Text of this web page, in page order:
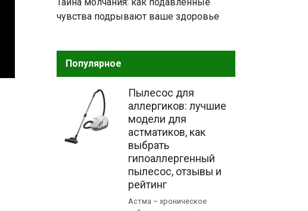
чувства подрывают ваше здоровье
Популярное
Пылесос для
аллергиков: лучшие
модели для
астматиков, как
выбрать
гипоаллергенный
пылесос, отзывы и
рейтинг
Астма – хроническое